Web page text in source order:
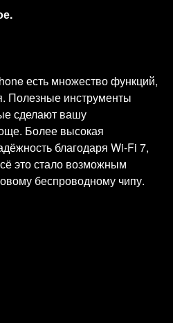
есть множество функций,
Полезные инструменты
сделают вашу
Более высокая
благодаря Wi‑Fi 7,
это стало возможным
беспроводному чипу.